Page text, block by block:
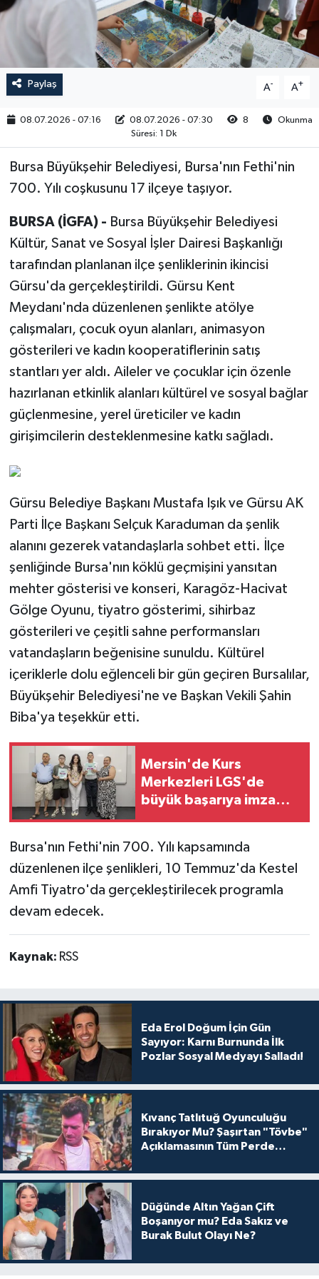
Paylaş A- A+
08.07.2026 - 07:16 08.07.2026 - 07:30 8
Okunma
Süresi: 1 Dk
Bursa Büyükşehir Belediyesi, Bursa'nın Fethi'nin
700. Yılı coşkusunu 17 ilçeye taşıyor.
BURSA (İGFA) - Bursa Büyükşehir Belediyesi
Kültür, Sanat ve Sosyal İşler Dairesi Başkanlığı
tarafından planlanan ilçe şenliklerinin ikincisi
Gürsu'da gerçekleştirildi. Gürsu Kent
Meydanı'nda düzenlenen şenlikte atölye
çalışmaları, çocuk oyun alanları, animasyon
gösterileri ve kadın kooperatiflerinin satış
stantları yer aldı. Aileler ve çocuklar için özenle
hazırlanan etkinlik alanları kültürel ve sosyal bağlar
güçlenmesine, yerel üreticiler ve kadın
girişimcilerin desteklenmesine katkı sağladı.
Gürsu Belediye Başkanı Mustafa Işık ve Gürsu AK
Parti İlçe Başkanı Selçuk Karaduman da şenlik
alanını gezerek vatandaşlarla sohbet etti. İlçe
şenliğinde Bursa'nın köklü geçmişini yansıtan
mehter gösterisi ve konseri, Karagöz-Hacivat
Gölge Oyunu, tiyatro gösterimi, sihirbaz
gösterileri ve çeşitli sahne performansları
vatandaşların beğenisine sunuldu. Kültürel
içeriklerle dolu eğlenceli bir gün geçiren Bursalılar,
Büyükşehir Belediyesi'ne ve Başkan Vekili Şahin
Biba'ya teşekkür etti.
Mersin'de Kurs
Merkezleri LGS'de
büyük başarıya imza
Bursa'nın Fethi'nin 700. Yılı kapsamında
düzenlenen ilçe şenlikleri, 10 Temmuz'da Kestel
Amfi Tiyatro'da gerçekleştirilecek programla
devam edecek.
Kaynak: RSS
Eda Erol Doğum İçin Gün
Sayıyor: Karnı Burnunda İlk
Pozlar Sosyal Medyayı Salladı!
Kıvanç Tatlıtuğ Oyunculuğu
Bırakıyor Mu? Şaşırtan "Tövbe"
Açıklamasının Tüm Perde
Düğünde Altın Yağan Çift
Boşanıyor mu? Eda Sakız ve
Burak Bulut Olayı Ne?
RESMİ İLAN